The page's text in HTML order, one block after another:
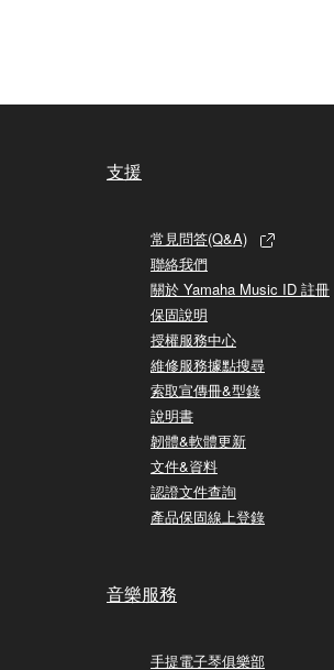
支援
常見問答(Q&A)
聯絡我們
關於 Yamaha Music ID 註冊
保固說明
授權服務中心
維修服務據點搜尋
索取宣傳冊&型錄
說明書
韌體&軟體更新
文件&資料
認證文件查詢
產品保固線上登錄
音樂服務
手提電子琴俱樂部